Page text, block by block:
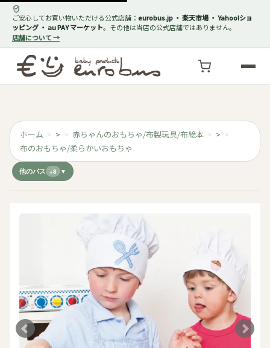
ご安心してお買い物いただける公式店舗： eurobus.jp ・ 楽天市場 ・ Yahoo!ショ
ッピング ・ au PAY マーケット。その他は当店の公式店舗ではありません。
店舗について →
ホーム > 赤ちゃんのおもちゃ/布製玩具/布絵本
>
布のおもちゃ/柔らかいおもちゃ
他のパス +8